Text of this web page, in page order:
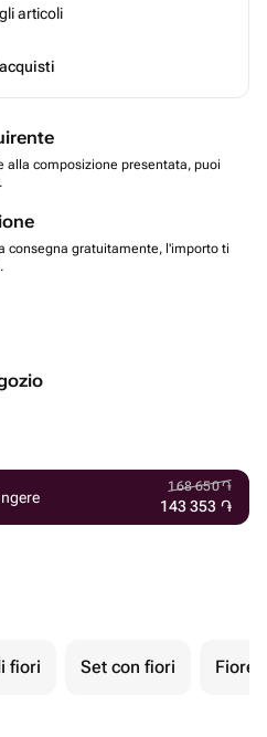
articoli
acquisti
alla composizione presentata, puoi
consegna gratuitamente, l'importo ti
168 650֏
143 353 ֏
fiori Set con fiori Fiore